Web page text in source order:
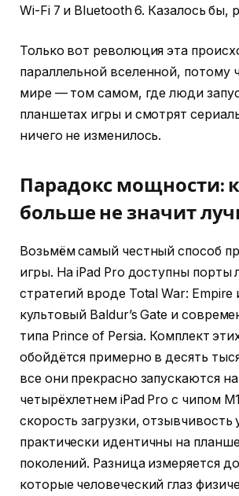
Wi-Fi 7 и Bluetooth 6. Казалось бы,
Только вот революция эта
параллельной вселенной, потому
мире — том самом, где люди
планшетах игры и смотрят
ничего не изменилось.
Парадокс мощности:
больше не значит
Возьмём самый честный способ
игры. На iPad Pro доступны порты
стратегий вроде Total War: Empire
культовый Baldur’s Gate и
типа Prince of Persia. Комплект
обойдётся примерно в десять
все они прекрасно запускаются на
четырёхлетнем iPad Pro с чипом
скорость загрузки,
практически идентичны на
поколений. Разница измеряется
которые человеческий глаз